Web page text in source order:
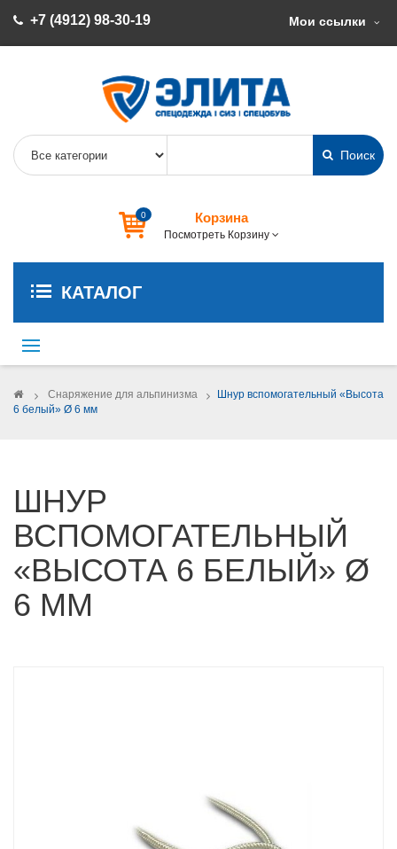
+7 (4912) 98-30-19 Мои ссылки
Поиск
0 Корзина
Посмотреть Корзину
КАТАЛОГ
Переключить
навигации
> Снаряжение для альпинизма >
Шнур вспомогательный «Высота
6 белый» Ø 6 мм
ШНУР
ВСПОМОГАТЕЛЬНЫЙ
«ВЫСОТА 6 БЕЛЫЙ» Ø
6 ММ